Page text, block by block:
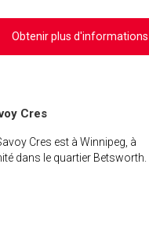
Obtenir plus d'informations
Cres
Cres est à Winnipeg, à
dans le quartier Betsworth.